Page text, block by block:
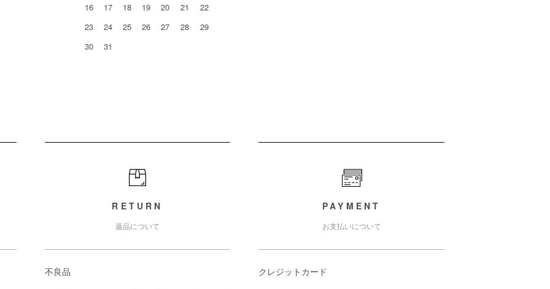
16
17 18 19 20 21
22
23
24 25 26 27 28
29
30
31
RETURN
返品について
不良品
PAYMENT
お支払いについて
クレジットカード